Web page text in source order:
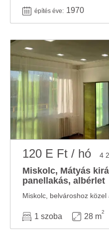
építés éve: 1970
120 E Ft / hó 4
Miskolc, Mátyás
panellakás, albérlet
1 szoba 28 m
2